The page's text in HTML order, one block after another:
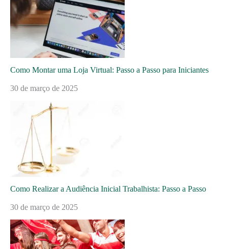
Como Montar uma Loja Virtual: Passo a Passo para Iniciantes
30 de março de 2025
Como Realizar a Audiência Inicial Trabalhista: Passo a Passo
30 de março de 2025